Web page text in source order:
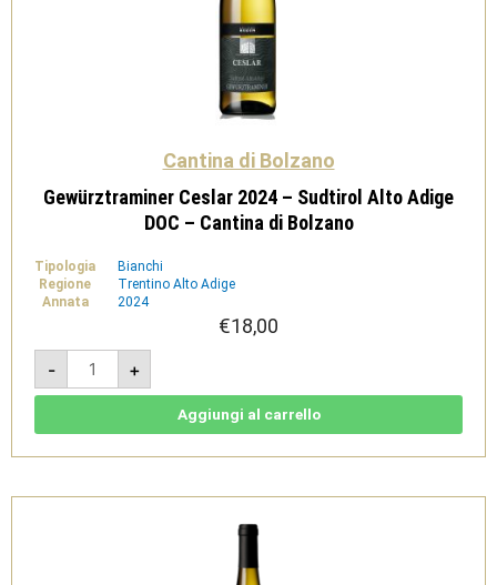
Cantina di Bolzano
Gewürztraminer Ceslar 2024 – Sudtirol Alto Adige
DOC – Cantina di Bolzano
Tipologia
Bianchi
Regione
Trentino Alto Adige
Annata
2024
€18,00
-
Gewürztraminer
Ceslar
2024
-
DOC
di
+
Aggiungi al carrello